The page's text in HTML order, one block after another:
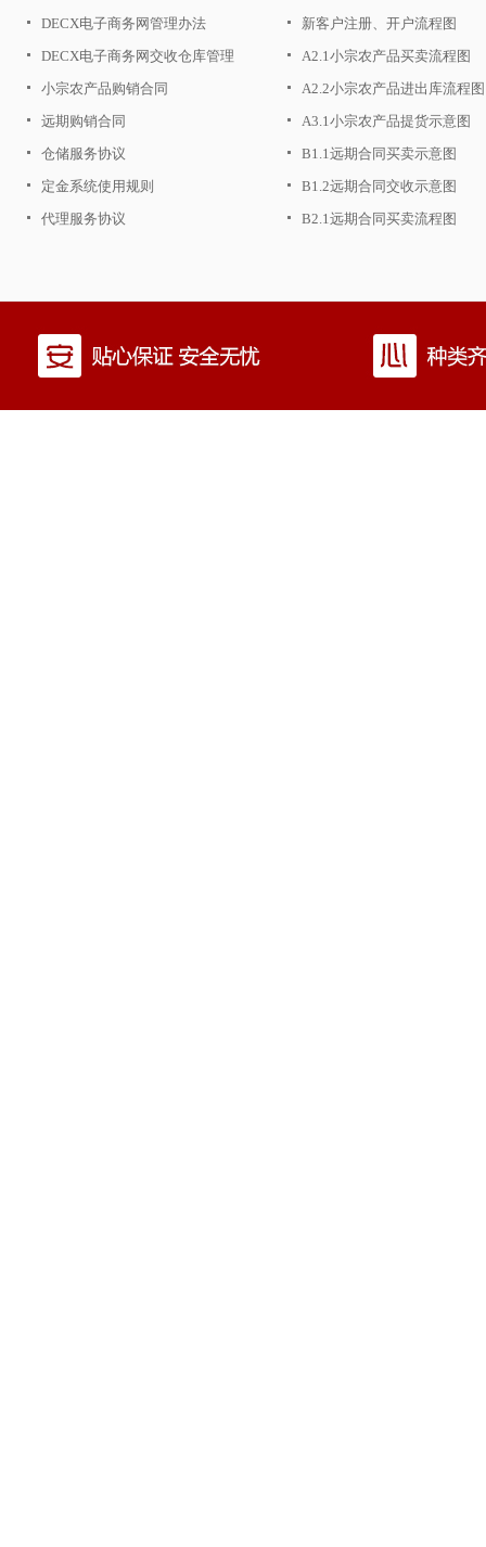
DECX电子商务网管理办法
DECX电子商务网交收仓库管理
办法
小宗农产品购销合同
远期购销合同
仓储服务协议
定金系统使用规则
代理服务协议
新客户注册、开户流程图
A2.1小宗农产品买卖流程图
A2.2小宗农产品进出库流程图
A3.1小宗农产品提货示意图
B1.1远期合同买卖示意图
B1.2远期合同交收示意图
B2.1远期合同买卖流程图